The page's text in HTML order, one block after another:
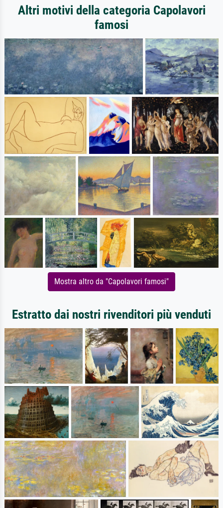
Altri motivi della categoria Capolavori
famosi
Mostra altro da "Capolavori famosi"
Estratto dai nostri rivenditori più venduti